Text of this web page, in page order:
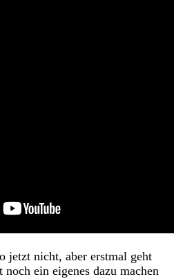
jetzt nicht, aber erstmal geht
ein eigenes dazu machen